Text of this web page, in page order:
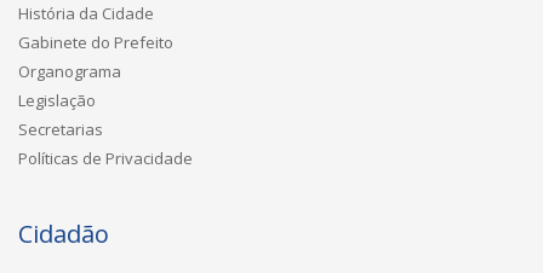
História da Cidade
Gabinete do Prefeito
Organograma
Legislação
Secretarias
Políticas de Privacidade
Cidadão